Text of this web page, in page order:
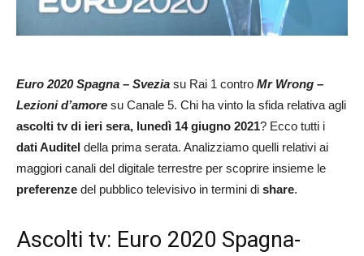
Euro 2020 Spagna – Svezia su Rai 1 contro Mr Wrong –
Lezioni d’amore su Canale 5. Chi ha vinto la sfida relativa agli
ascolti tv di ieri sera, lunedì 14 giugno 2021? Ecco tutti i
dati Auditel della prima serata. Analizziamo quelli relativi ai
maggiori canali del digitale terrestre per scoprire insieme le
preferenze del pubblico televisivo in termini di share.
Ascolti tv: Euro 2020 Spagna-